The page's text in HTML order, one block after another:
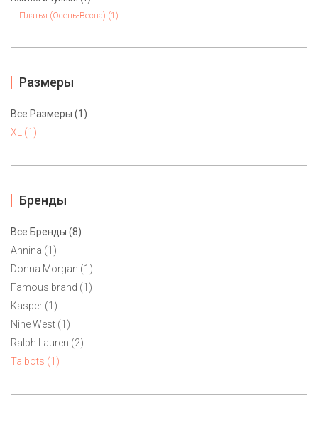
Платье-футляр Talbots XL
4900 ₽
Яркое платье из плотного трикотажа от Talbots. Классический
силуэт с прилегающей посадкой. Натуральный состав с
Маркировка 12petite на р.50 и невысокий рост.
Платья (Осень-Весна) (1)
Размеры
Все Размеры (1)
XL (1)
Бренды
Все Бренды (8)
Annina (1)
Donna Morgan (1)
Famous brand (1)
Kasper (1)
Nine West (1)
Ralph Lauren (2)
Talbots (1)